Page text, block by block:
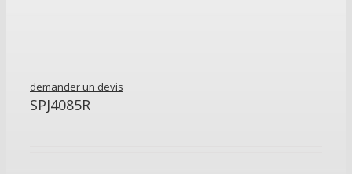
demander un devis
SPJ4085R